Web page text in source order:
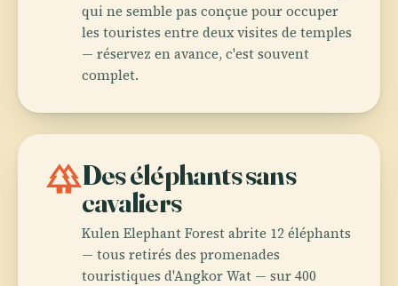
qui ne semble pas conçue pour occuper
les touristes entre deux visites de temples
— réservez en avance, c'est souvent
complet.
forestDes éléphants sans
cavaliers
Kulen Elephant Forest abrite 12 éléphants
— tous retirés des promenades
touristiques d'Angkor Wat — sur 400